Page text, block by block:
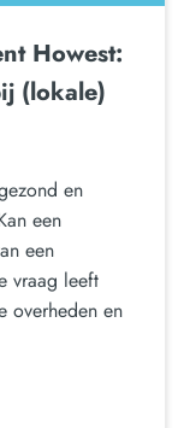
Howest:
(lokale)
en
een
een
vraag leeft
overheden en